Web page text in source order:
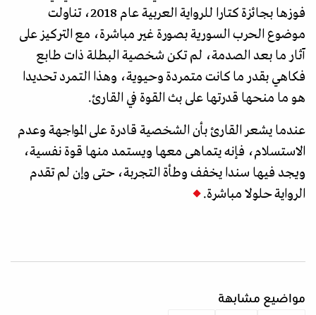
فوزها بجائزة كتارا للرواية العربية عام 2018، تناولت
موضوع الحرب السورية بصورة غير مباشرة، مع التركيز على
آثار ما بعد الصدمة، لم تكن شخصية البطلة ذات طابع
فكاهي بقدر ما كانت متمردة وحيوية، وهذا التمرد تحديدا
هو ما منحها قدرتها على بث القوة في القارئ.
عندما يشعر القارئ بأن الشخصية قادرة على المواجهة وعدم
الاستسلام، فإنه يتماهى معها ويستمد منها قوة نفسية،
ويجد فيها سندا يخفف وطأة التجربة، حتى وإن لم تقدم
الرواية حلولا مباشرة.
مواضيع مشابهة